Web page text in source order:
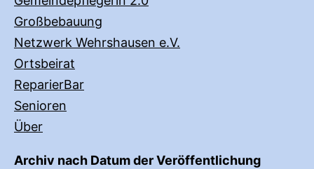
Großbebauung
Netzwerk Wehrshausen e.V.
Ortsbeirat
ReparierBar
Senioren
Über
Archiv nach Datum der Veröffentlichung